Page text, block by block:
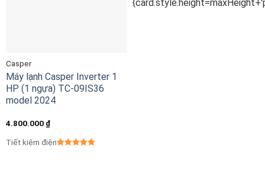
Casper
Máy lạnh Casper Inverter 1
HP (1 ngựa) TC-09IS36
model 2024
4.800.000 ₫
Tiết kiệm điện